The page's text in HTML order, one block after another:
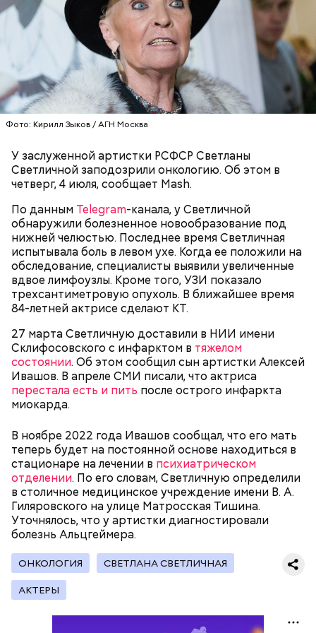
Фото: Кирилл Зыков / АГН Москва
У заслуженной артистки РСФСР Светланы
Светличной заподозрили онкологию. Об этом в
четверг, 4 июля, сообщает Mash.
По данным Telegram-канала, у Светличной
обнаружили болезненное новообразование под
нижней челюстью. Последнее время Светличная
испытывала боль в левом ухе. Когда ее положили на
обследование, специалисты выявили увеличенные
вдвое лимфоузлы. Кроме того, УЗИ показало
трехсантиметровую опухоль. В ближайшее время
84-летней актрисе сделают КТ.
27 марта Светличную доставили в НИИ имени
Склифосовского с инфарктом в тяжелом
состоянии. Об этом сообщил сын артистки Алексей
Ивашов. В апреле СМИ писали, что актриса
перестала есть и пить после острого инфаркта
миокарда.
В ноябре 2022 года Ивашов сообщал, что его мать
теперь будет на постоянной основе находиться в
стационаре на лечении в психиатрическом
отделении. По его словам, Светличную определили
в столичное медицинское учреждение имени В. А.
Гиляровского на улице Матросская Тишина.
Уточнялось, что у артистки диагностировали
болезнь Альцгеймера.
ОНКОЛОГИЯ СВЕТЛАНА СВЕТЛИЧНАЯ
АКТЕРЫ
Фото: Shutterstock
Однако диетолог предупредила: не для всех дыня
может быть полезна. В первую очередь ее стоит
есть с осторожностью людям:
с сахарным диабетом;
лишним весом.
— Наиболее распространенные борщ, щи, котлеты,
салаты, лаваш с творогом и сыром, пироги, омлет,
запеканка. Щавеля там везде используется
немного, поэтому никакого вреда от него не будет.
Чем разнообразнее рацион питания человека, тем
лучше. Потому что это исключает вероятность
возникновения дефицитов микроэлементов, —
заверил специалист.
Вовсю идет и сезон черешни. «Вечерняя Москва»
узнала у врача — эндокринолога-диетолога
пользой для здоровья.